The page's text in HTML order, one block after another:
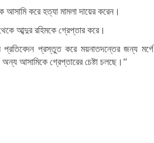
করে হত্যা মামলা দায়ের করেন।
আব্দুর রহিমকে গ্রেপ্তার করে।
প্রতিবেদন প্রস্তুত করে ময়নাতদন্তের জন্য মর্গে
আসামিকে গ্রেপ্তারের চেষ্টা চলছে।”